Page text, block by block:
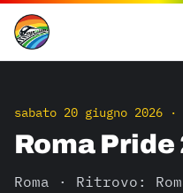
sabato 20 giugno 2026 ·
Roma Pride
Roma · Ritrovo: